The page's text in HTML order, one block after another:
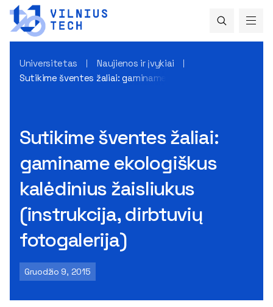
Universitetas
Naujienos ir įvykiai
Sutikime šventes žaliai: gaminame ekologiškus kalėdinius
Sutikime šventes žaliai:
gaminame ekologiškus
kalėdinius žaisliukus
(instrukcija, dirbtuvių
fotogalerija)
Gruodžio 9, 2015